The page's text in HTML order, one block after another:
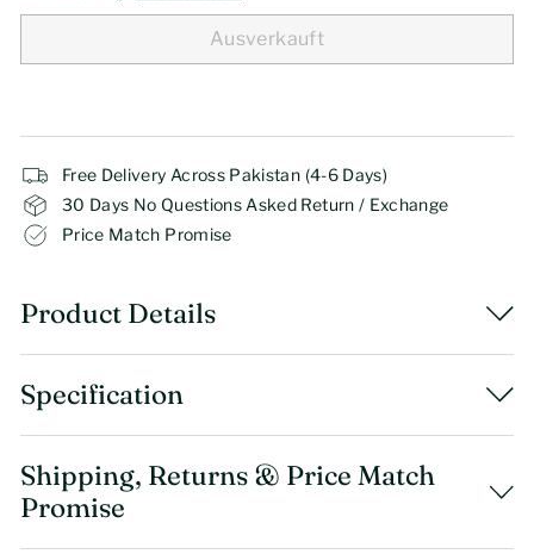
Ausverkauft
Free Delivery Across Pakistan (4-6 Days)
30 Days No Questions Asked Return / Exchange
Price Match Promise
Product Details
Specification
Shipping, Returns & Price Match
Promise